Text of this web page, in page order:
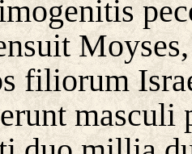
filiorum
masculi